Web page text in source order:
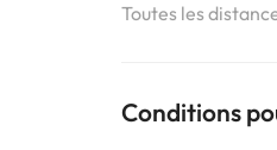
Toutes les
Conditions